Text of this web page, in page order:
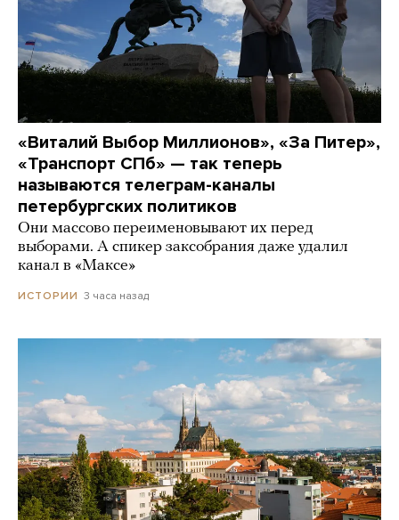
«Виталий Выбор Миллионов», «За Питер»,
«Транспорт СПб» — так теперь
называются телеграм-каналы
петербургских политиков
Они массово переименовывают их перед
выборами. А спикер заксобрания даже удалил
канал в «Максе»
ИСТОРИИ 3 часа назад